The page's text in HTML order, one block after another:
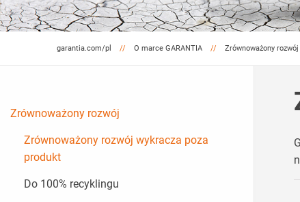
garantia.com/pl O marce GARANTIA Zrównoważony rozwój
Zrównoważony rozwój
Zrównoważony rozwój wykracza poza
produkt
Do 100% recyklingu